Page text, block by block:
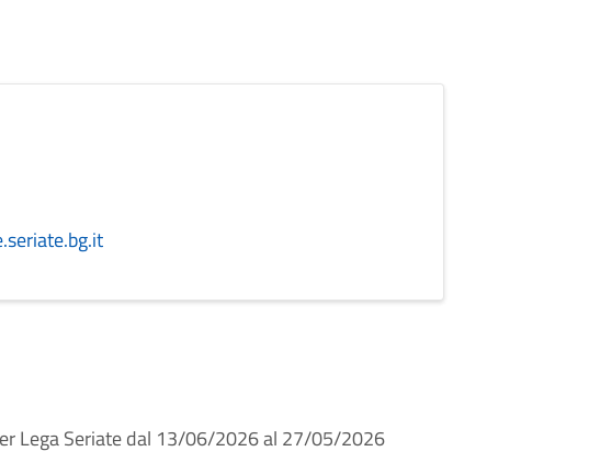
Lega Seriate dal 13/06/2026 al 27/05/2026